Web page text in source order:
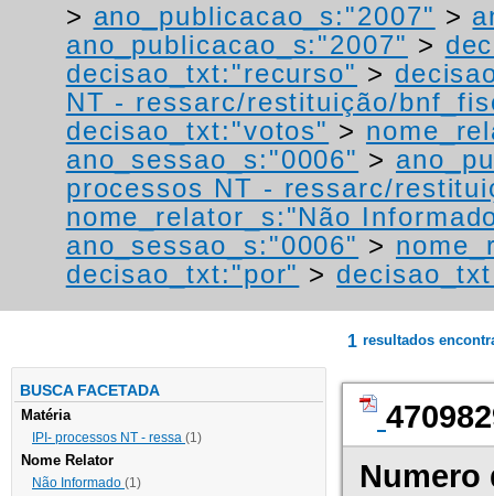
> ano_publicacao_s:"2007" >
ano_publicacao_s:"2007" >
decisao_txt:"recurso" >
NT - ressarc/restituição/
decisao_txt:"votos" >
ano_sessao_s:"0006" >
processos NT - ressarc/
nome_relator_s:"Não
ano_sessao_s:"0006" >
decisao_txt:"por" >
BUSCA FACETADA
Matéria
IPI- processos NT - ressa (1)
Nome Relator
Não Informado (1)
1 resultados
Numero